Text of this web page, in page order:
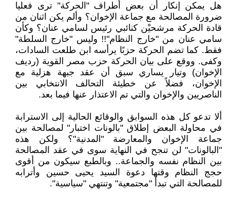
هل يمكن إنكار أن بعض أطراف "الحركة" ترى فعليا
ضرورة المصالحة مع جماعة الإخوان؟ وألم يكن اثنان من
قادة الحركة مرشحيْن كنائبي رئيس لسامي عنان؟ وكأن
سامي عنان من "خارج النظام"!! وليس "خارج السلطة"
فقط. كما تضم الحركة حزبًا يرأسه ابن طلعت السادات،
وكفى. ووقع على بيان الحركة حزب مصر القوية (رديف
الإخوان) وتيار يساري سبق أن عقد جبهة هزلية مع
الإخوان، فضلاً عن خطيئة التحالف الانتخابي بين
الناصريين والإخوان والتي تم الاعتذار عنها فيما بعد.
ألا تدعو كل هذه السوابق والوقائع الحالية إلى الاسترابة
في محاولة البعض إطلاق "بالونات اختبار" لمصالحة بين
جماعة الإخوان والمعارضة "المدنية"؟ ولكن هذه
"البالونات" لن تنجح في النهاية سوى في عقد المصالحة
بين النظام نفسه والجماعة.. وبالطبع سيكون من أقوى
حجج النظام وقتها دعوة السيد يحيى حسين وأترابه
للمصالحة التي تبدأ "مجتمعية" وتنتهي "سياسية".